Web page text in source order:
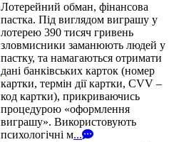
Лотерейний обман, фінансова
пастка. Під виглядом виграшу у
лотерею 390 тисяч гривень
зловмисники заманюють людей у
пастку, та намагаються отримати
дані банківських карток (номер
картки, термін дії картки, CVV –
код картки), прикриваючись
процедурою «оформлення
виграшу». Використовують
психологічні м...